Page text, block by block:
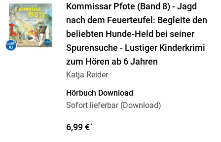
Kommissar Pfote (Band 8) - Jagd
nach dem Feuerteufel: Begleite den
beliebten Hunde-Held bei seiner
Spurensuche - Lustiger Kinderkrimi
zum Hören ab 6 Jahren
Katja Reider
Hörbuch Download
Sofort lieferbar (Download)
6,99 €*